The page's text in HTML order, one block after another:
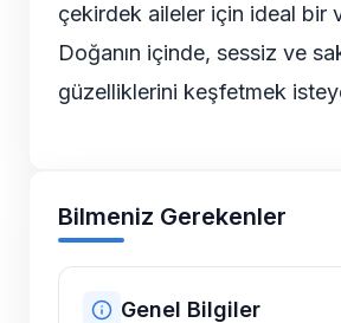
çekirdek aileler için ideal bir
Doğanın içinde, sessiz ve
güzelliklerini keşfetmek
Bilmeniz Gerekenler
Genel Bilgiler